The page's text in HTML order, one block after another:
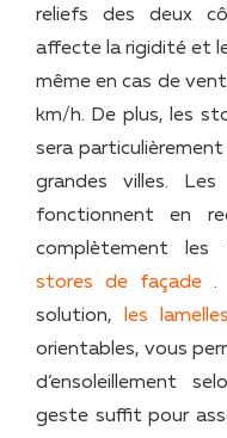
reliefs des deux
affecte la rigidité et
même en cas de
km/h. De plus, les
sera
grandes villes. Les
fonctionnent en
complètement les
stores de façade.
solution,
les
orientables, vous
d’ensoleillement
geste suffit pour